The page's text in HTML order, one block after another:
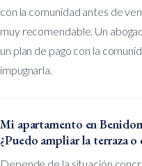
con la comunidad antes de
muy recomendable. Un
un plan de pago con la
impugnarla.
Mi apartamento en
¿Puedo ampliar la terraza